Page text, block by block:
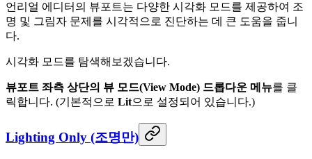
언리얼 에디터의 뷰포트는 다양한 시각화 모드를 제공하여 조
명 및 그림자 문제를 시각적으로 진단하는 데 큰 도움을 줍니
다.
시각화 모드를 탐색해보겠습니다.
뷰포트 좌측 상단의 뷰 모드(View Mode) 드롭다운 메뉴를 클
릭합니다. (기본적으로 Lit으로 설정되어 있습니다.)
Lighting Only (조명만)